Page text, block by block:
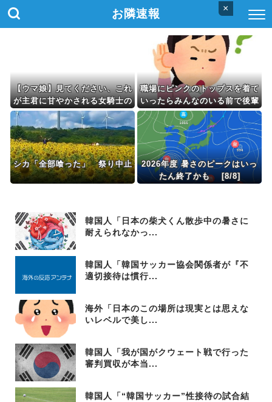
×
お隣速報
【ウマ娘】見てください、これ
が主君に甘やかされる女騎士の
姿です。
職場にピンクのトップスを着て
いったらみんなのいる前で後輩
が「なんで今日はピンクなんで
すかぁ？」「「ピンクを着るっ
てことは女アピール！」とニヤ
ニヤ
シカ「全部喰った」 祭り中止
2026年度 暑さのピークはいっ
たん終了かも [8/8]
韓国人「日本の柴犬くん散歩中の暑さに
耐えられなかっ...
韓国人「韓国サッカー協会関係者が『不
適切接待は慣行...
海外「日本のこの場所は現実とは思えな
いレベルで美し...
韓国人「我が国がクウェート戦で行った
審判買収が本当...
韓国人「“韓国サッカー”性接待の試合結